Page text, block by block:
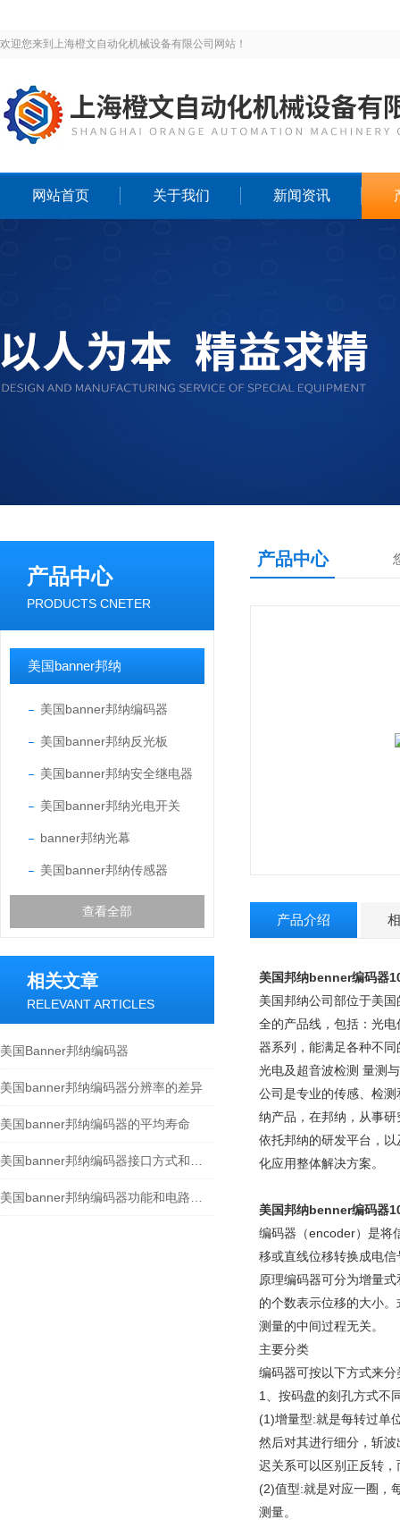
欢迎您来到上海橙文自动化机械设备有限公司网站！
网站首页 关于我们 新闻资讯
产品中心
PRODUCTS CNETER
美国banner邦纳
美国banner邦纳编码器
美国banner邦纳反光板
美国banner邦纳安全继电器
美国banner邦纳光电开关
banner邦纳光幕
美国banner邦纳传感器
查看全部
相关文章
RELEVANT ARTICLES
美国Banner邦纳编码器
美国banner邦纳编码器分辨率的差异
美国banner邦纳编码器的平均寿命
产品中心
产品介绍
美国邦纳benner编码器
美国邦纳公司部位于美
全的产品线，包括：光
器系列，能满足各种不
光电及超音波检测 量测
公司是专业的传感、检
纳产品，在邦纳，从事
依托邦纳的研发平台，
化应用整体解决方案。
美国邦纳benner编码器
编码器（encoder）是将
移或直线位移转换成电
原理编码器可分为增量
的个数表示位移的大小
测量的中间过程无关。
主要分类
编码器可按以下方式来分
1、按码盘的刻孔方式不
(1)增量型:就是每转过单
然后对其进行细分，斩
迟关系可以区别正反转
(2)值型:就是对应一圈，
测量。